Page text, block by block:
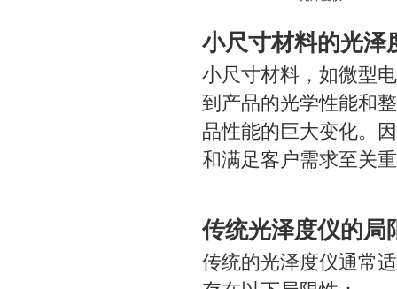
小尺寸材料的光泽
小尺寸材料，如微型
到产品的光学性能和
品性能的巨大变化。
和满足客户需求至关
传统光泽度仪的局
传统的光泽度仪通常